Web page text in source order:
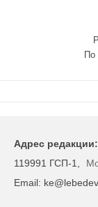
По
Адрес редакции:
119991 ГСП-1,
Email: